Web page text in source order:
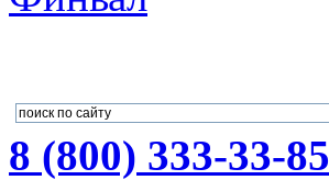
8 (800) 333-33-85